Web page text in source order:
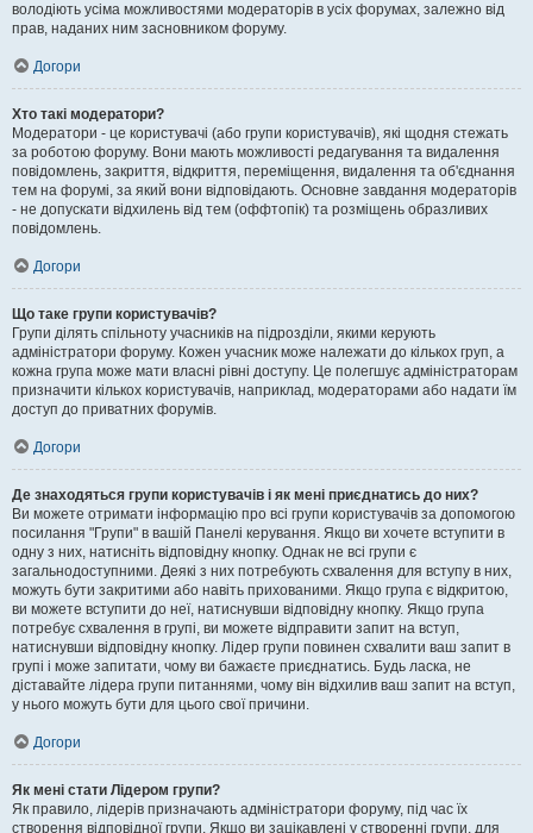
володіють усіма можливостями модераторів в усіх форумах, залежно від
прав, наданих ним засновником форуму.
Догори
Хто такі модератори?
Модератори - це користувачі (або групи користувачів), які щодня стежать
за роботою форуму. Вони мають можливості редагування та видалення
повідомлень, закриття, відкриття, переміщення, видалення та об'єднання
тем на форумі, за який вони відповідають. Основне завдання модераторів
- не допускати відхилень від тем (оффтопік) та розміщень образливих
повідомлень.
Догори
Що таке групи користувачів?
Групи ділять спільноту учасників на підрозділи, якими керують
адміністратори форуму. Кожен учасник може належати до кількох груп, а
кожна група може мати власні рівні доступу. Це полегшує адміністраторам
призначити кількох користувачів, наприклад, модераторами або надати їм
доступ до приватних форумів.
Догори
Де знаходяться групи користувачів і як мені приєднатись до них?
Ви можете отримати інформацію про всі групи користувачів за допомогою
посилання "Групи" в вашій Панелі керування. Якщо ви хочете вступити в
одну з них, натисніть відповідну кнопку. Однак не всі групи є
загальнодоступними. Деякі з них потребують схвалення для вступу в них,
можуть бути закритими або навіть прихованими. Якщо група є відкритою,
ви можете вступити до неї, натиснувши відповідну кнопку. Якщо група
потребує схвалення в групі, ви можете відправити запит на вступ,
натиснувши відповідну кнопку. Лідер групи повинен схвалити ваш запит в
групі і може запитати, чому ви бажаєте приєднатись. Будь ласка, не
діставайте лідера групи питаннями, чому він відхилив ваш запит на вступ,
у нього можуть бути для цього свої причини.
Догори
Як мені стати Лідером групи?
Як правило, лідерів призначають адміністратори форуму, під час їх
створення відповідної групи. Якщо ви зацікавлені у створенні групи, для